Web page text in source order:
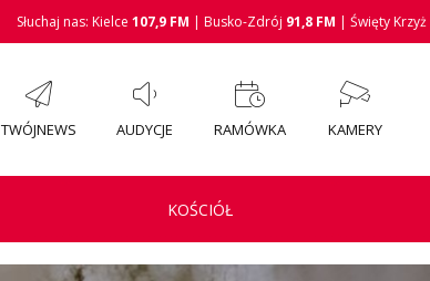
Słuchaj nas: Kielce 107,9 FM | Busko-Zdrój 91,8 FM | Święty Krzyż
TWÓJNEWS AUDYCJE RAMÓWKA KAMERY
KOŚCIÓŁ